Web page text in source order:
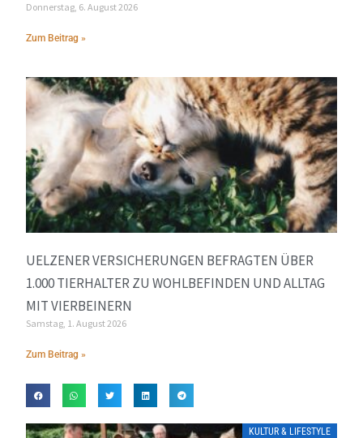
Donnerstag, 6. August 2026
Zum Beitrag »
UELZENER VERSICHERUNGEN BEFRAGTEN ÜBER
1.000 TIERHALTER ZU WOHLBEFINDEN UND ALLTAG
MIT VIERBEINERN
Samstag, 1. August 2026
Zum Beitrag »
KULTUR & LIFESTYLE